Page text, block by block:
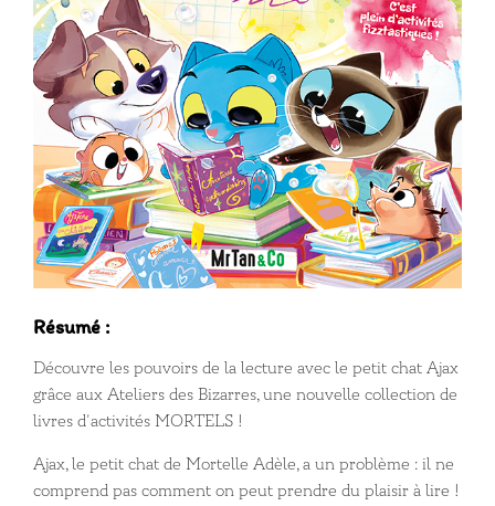
Résumé :
Découvre les pouvoirs de la lecture avec le petit chat Ajax
grâce aux Ateliers des Bizarres, une nouvelle collection de
livres d’activités MORTELS !
Ajax, le petit chat de Mortelle Adèle, a un problème : il ne
comprend pas comment on peut prendre du plaisir à lire !